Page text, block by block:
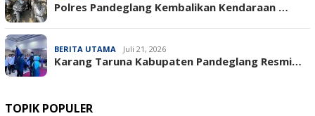
‎Polres Pandeglang Kembalikan Kendaraan …
BERITA UTAMA Juli 21, 2026
Karang Taruna Kabupaten Pandeglang Resmi…
TOPIK POPULER